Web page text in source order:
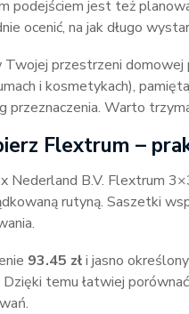
podejściem jest też
ocenić, na jak długo
Twojej przestrzeni domowej
i kosmetykach),
przeznaczenia. Warto
Flextrum –
Nederland B.V. Flextrum
rutyną. Saszetki
93.45 złi jasno
temu łatwiej